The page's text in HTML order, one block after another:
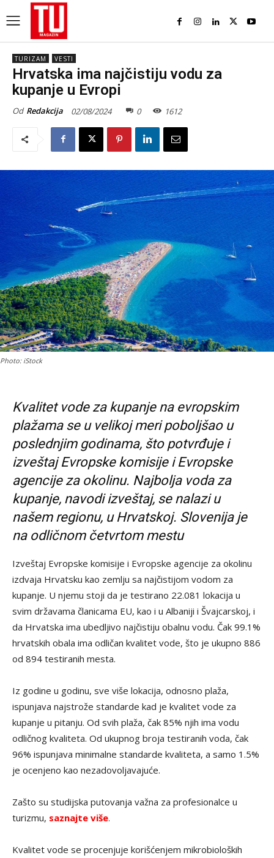
TURIZAM VESTI
Hrvatska ima najčistiju vodu za
kupanje u Evropi
Od Redakcija 02/08/2024 0 1612
Photo: iStock
Kvalitet vode za kupanje na evropskim
plažama se u velikoj meri poboljšao u
poslednjim godinama, što potvrđuje i
izveštaj Evropske komisije i Evropske
agencije za okolinu. Najbolja voda za
kupanje, navodi izveštaj, se nalazi u
našem regionu, u Hrvatskoj. Slovenija je
na odličnom četvrtom mestu
Izveštaj Evropske komisije i Evropske agencije za okolinu
izdvaja Hrvatsku kao zemlju sa najčistijom vodom za
kupanje. U njemu stoji da je testirano 22.081 lokacija u
svim državama članicama EU, kao i u Albaniji i Švajcarskoj, i
da Hrvatska ima ubedljivo najčistiju obalnu vodu. Čak 99.1%
hrvatskih obala ima odličan kvalitet vode, što je ukupno 886
od 894 testiranih mesta.
Iz godine u godinu, sve više lokacija, odnosno plaža,
ispunjava najstrože standarde kad je kvalitet vode za
kupanje u pitanju. Od svih plaža, čak 85% njih ima vodu
odličnog kvaliteta. Od ukupnog broja testiranih voda, čak
96% ispunjava minimalne standarde kvaliteta, a samo 1.5%
je ocenjeno kao nezadovoljavajuće.
Zašto su studijska putovanja važna za profesionalce u
turizmu, saznajte više.
Kvalitet vode se procenjuje korišćenjem mikrobioloških